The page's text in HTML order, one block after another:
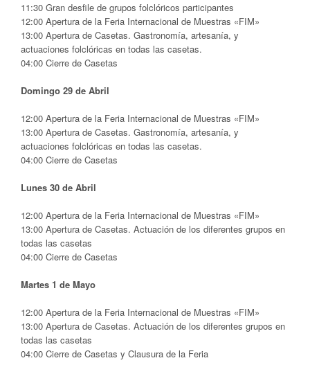
11:30 Gran desfile de grupos folclóricos participantes
12:00 Apertura de la Feria Internacional de Muestras «FIM»
13:00 Apertura de Casetas. Gastronomía, artesanía, y
actuaciones folclóricas en todas las casetas.
04:00 Cierre de Casetas
Domingo 29 de Abril
12:00 Apertura de la Feria Internacional de Muestras «FIM»
13:00 Apertura de Casetas. Gastronomía, artesanía, y
actuaciones folclóricas en todas las casetas.
04:00 Cierre de Casetas
Lunes 30 de Abril
12:00 Apertura de la Feria Internacional de Muestras «FIM»
13:00 Apertura de Casetas. Actuación de los diferentes grupos en
todas las casetas
04:00 Cierre de Casetas
Martes 1 de Mayo
12:00 Apertura de la Feria Internacional de Muestras «FIM»
13:00 Apertura de Casetas. Actuación de los diferentes grupos en
todas las casetas
04:00 Cierre de Casetas y Clausura de la Feria